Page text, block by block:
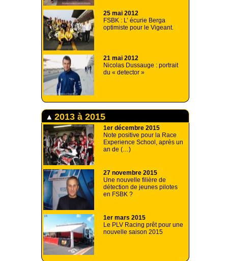
25 mai 2012
FSBK : L’ écurie Berga
optimiste pour le Vigeant.
21 mai 2012
Nicolas Dussauge : portrait
du « detector »
2013 à 2015
1er décembre 2015
Note positive pour la Race
Experience School, après un
an de (…)
27 novembre 2015
Une nouvelle filière de
détection de jeunes pilotes
en FSBK ?
1er mars 2015
Le PLV Racing prêt pour une
nouvelle saison 2015